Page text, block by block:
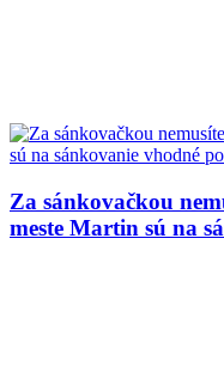
Za sánkovačkou
meste Martin sú na